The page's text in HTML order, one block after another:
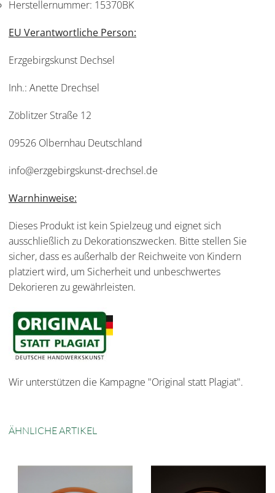
Herstellernummer: 15370BK
EU Verantwortliche Person:
Erzgebirgskunst Dechsel
Inh.: Anette Drechsel
Zöblitzer Straße 12
09526 Olbernhau Deutschland
info@erzgebirgskunst-drechsel.de
Warnhinweise:
Dieses Produkt ist kein Spielzeug und eignet sich
ausschließlich zu Dekorationszwecken. Bitte stellen Sie
sicher, dass es außerhalb der Reichweite von Kindern
platziert wird, um Sicherheit und unbeschwertes
Dekorieren zu gewährleisten.
Wir unterstützen die Kampagne "Original statt Plagiat".
ÄHNLICHE ARTIKEL